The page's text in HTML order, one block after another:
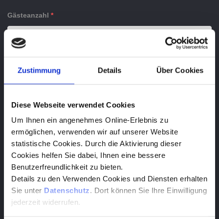
Zustimmung Details Über Cookies
Diese Webseite verwendet Cookies
Um Ihnen ein angenehmes Online-Erlebnis zu
ermöglichen, verwenden wir auf unserer Website
statistische Cookies. Durch die Aktivierung dieser
Cookies helfen Sie dabei, Ihnen eine bessere
Benutzerfreundlichkeit zu bieten.
Details zu den Verwenden Cookies und Diensten erhalten
Sie unter Datenschutz. Dort können Sie Ihre Einwilligung
jederzeit widerrufen.
Gästeanzahl *
Programm *
Ihre Nachricht und Wünsche
Ich habe die Hinweise zum Datenschutz gelesen und
akzeptiert: Die hier eingegebenen Daten werden vertraulich
behandelt und ausschließlich an die oben ausgewählten